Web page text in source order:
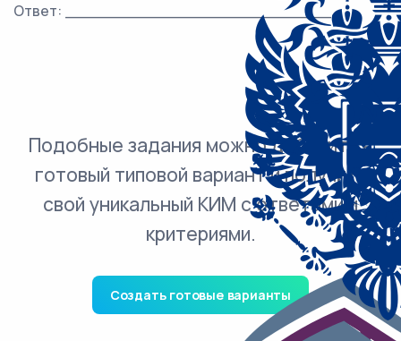
Ответ: ___________________________.
Подобные задания можно добавить в
готовый типовой вариант и получить
свой уникальный КИМ с ответами и
критериями.
Создать готовые варианты